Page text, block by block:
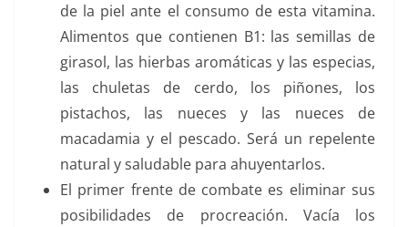
de la piel ante el consumo de esta vitamina.
Alimentos que contienen B1: las semillas de
girasol, las hierbas aromáticas y las especias,
las chuletas de cerdo, los piñones, los
pistachos, las nueces y las nueces de
macadamia y el pescado. Será un repelente
natural y saludable para ahuyentarlos.
El primer frente de combate es eliminar sus
posibilidades de procreación. Vacía los